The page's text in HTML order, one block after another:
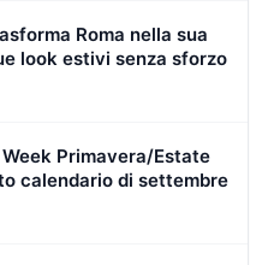
Roma nella sua
look estivi senza sforzo
Primavera/Estate
calendario di settembre